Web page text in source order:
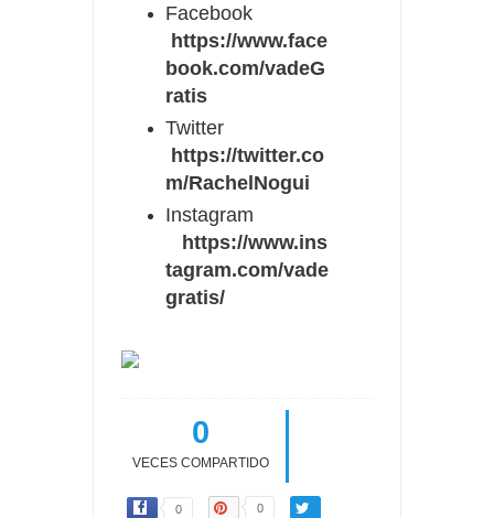
Facebook
https://www.face
book.com/vadeG
ratis
Twitter
https://twitter.co
m/RachelNogui
Instagram
https://www.ins
tagram.com/vade
gratis/
0
VECES COMPARTIDO
0 0